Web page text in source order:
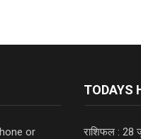
or
TODAYS
राशिफल : 28